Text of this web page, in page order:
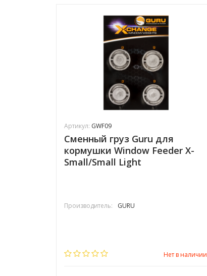
Артикул: GWF09
Сменный груз Guru для
кормушки Window Feeder X-
Small/Small Light
Производитель: GURU
Нет в наличии